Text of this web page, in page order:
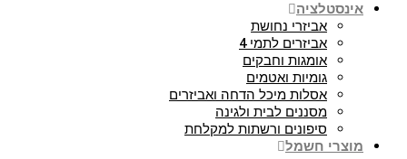
אינסטלציה
אביזרי נחושת
אביזרים לתמי 4
אומגות וחבקים
גומיות ואטמים
אסלות מיכל הדחה ואביזרים
מסננים לבית ולגינה
סיפונים ורשתות למקלחת
מוצרי חשמל